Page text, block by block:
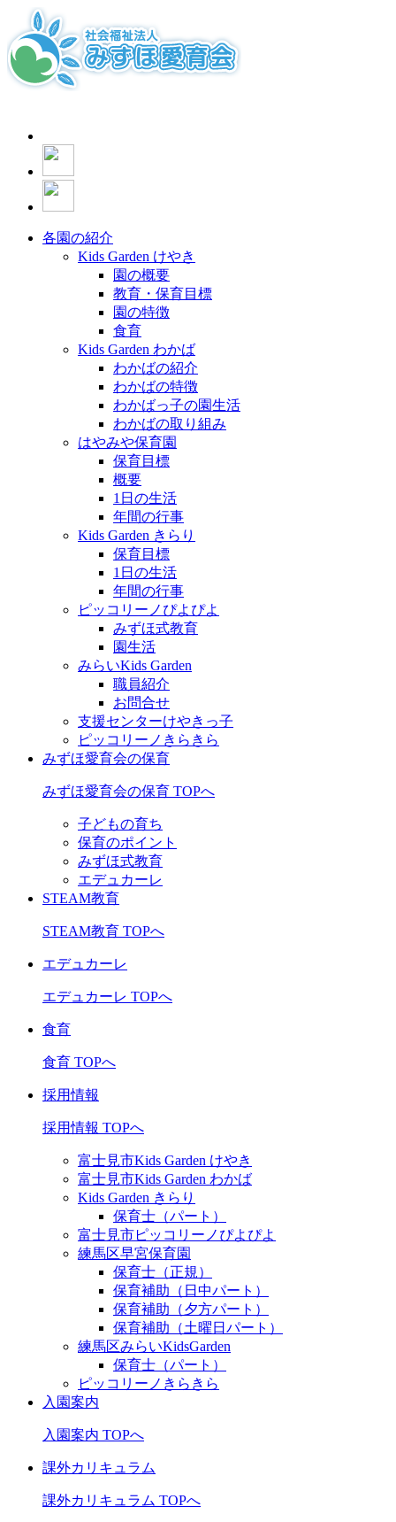
各園の紹介
Kids Garden けやき
園の概要
教育・保育目標
園の特徴
食育
Kids Garden わかば
わかばの紹介
わかばの特徴
わかばっ子の園生活
わかばの取り組み
はやみや保育園
保育目標
概要
1日の生活
年間の行事
Kids Garden きらり
保育目標
1日の生活
年間の行事
ピッコリーノぴよぴよ
みずほ式教育
園生活
みらいKids Garden
職員紹介
お問合せ
支援センターけやきっ子
ピッコリーノきらきら
みずほ愛育会の保育
みずほ愛育会の保育 TOPへ
子どもの育ち
保育のポイント
みずほ式教育
エデュカーレ
STEAM教育
STEAM教育 TOPへ
エデュカーレ
エデュカーレ TOPへ
食育
食育 TOPへ
採用情報
採用情報 TOPへ
富士見市Kids Garden けやき
富士見市Kids Garden わかば
Kids Garden きらり
保育士（パート）
富士見市ピッコリーノぴよぴよ
練馬区早宮保育園
保育士（正規）
保育補助（日中パート）
保育補助（夕方パート）
保育補助（土曜日パート）
練馬区みらいKidsGarden
保育士（パート）
ピッコリーノきらきら
入園案内
入園案内 TOPへ
課外カリキュラム
課外カリキュラム TOPへ